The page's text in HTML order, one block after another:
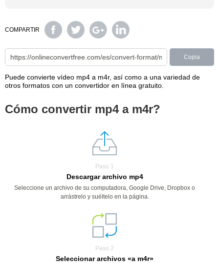
COMPARTIR
Copia
Puede convierte vídeo mp4 a m4r, así como a una variedad de
otros formatos con un convertidor en línea gratuito.
Cómo convertir mp4 a m4r?
Paso 1
Descargar archivo mp4
Seleccione un archivo de su computadora, Google Drive, Dropbox o
arrástrelo y suéltelo en la página.
Paso 2
Seleccionar archivos «a m4r»